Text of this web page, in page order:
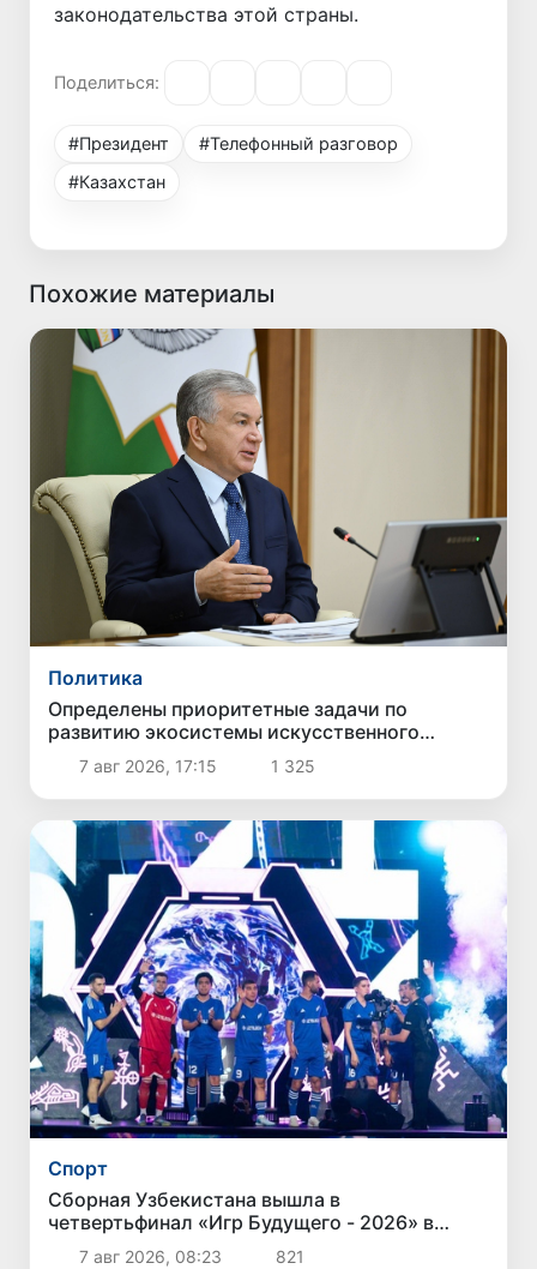
законодательства этой страны.
Поделиться:
#Президент
#Телефонный разговор
#Казахстан
Похожие материалы
Политика
Определены приоритетные задачи по
развитию экосистемы искусственного
интеллекта
7 авг 2026, 17:15 1 325
Спорт
Сборная Узбекистана вышла в
четвертьфинал «Игр Будущего - 2026» в
Астане
7 авг 2026, 08:23 821